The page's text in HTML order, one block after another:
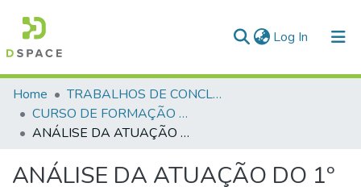
Log In (current)
Communities & Collections
All of DSpace
Home
TRABALHOS DE CONCLUSÃO DE CURSO - CFP (CURSO DE FORMAÇÃO DE PRAÇAS)
CURSO DE FORMAÇÃO DE PRAÇAS - CFP - 2024
ANÁLISE DA ATUAÇÃO DO 1º BATALHÃO DE POLÍCIA MILITAR AMBIENTAL NA PRESERVAÇÃO DO MEIO AMBIENTE SOB A PERSPECTIVA DE SEUS INTEGRANTES
ANÁLISE DA ATUAÇÃO DO 1º